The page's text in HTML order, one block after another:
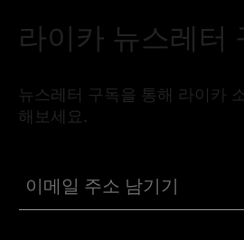
라이카 뉴스레터
뉴스레터 구독을 통해 라이카
해보세요.